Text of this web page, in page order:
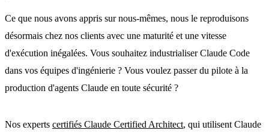
Ce que nous avons appris sur nous-mêmes, nous le reproduisons
désormais chez nos clients avec une maturité et une vitesse
d'exécution inégalées. Vous souhaitez industrialiser Claude Code
dans vos équipes d'ingénierie ? Vous voulez passer du pilote à la
production d'agents Claude en toute sécurité ?
Nos experts certifiés Claude Certified Architect, qui utilisent Claude